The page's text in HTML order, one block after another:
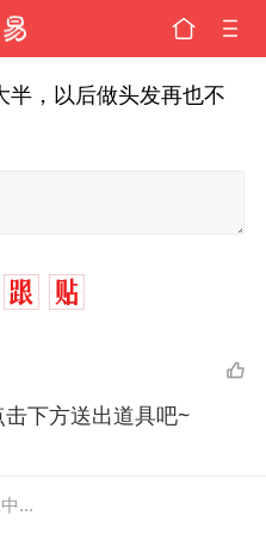
半，以后做头发再也不
下方送出道具吧~
...